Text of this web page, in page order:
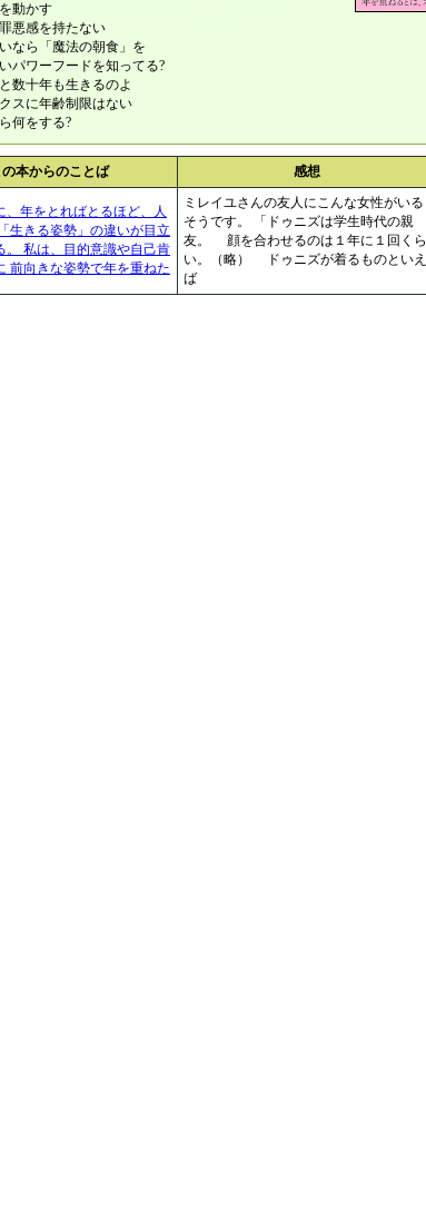
動かす
悪感を持たない
なら「魔法の朝食」を
パワーフードを知ってる?
数十年も生きるのよ
スに年齢制限はない
何をする?
の本からのことば 感想
、年をとればとるほど、人
生きる姿勢」の違いが目立
。 私は、目的意識や自己肯
前向きな姿勢で年を重ねた
ミレイユさんの友人にこんな女性がいる
そうです。 「ドゥニズは学生時代の親
友。 顔を合わせるのは１年に１回くら
い。（略） ドゥニズが着るものといえ
ば